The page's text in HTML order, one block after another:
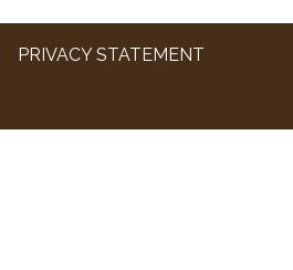
PRIVACY STATEMENT